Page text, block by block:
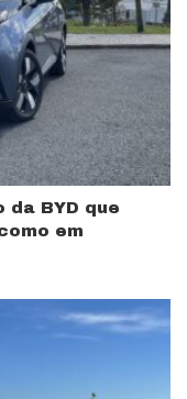
da BYD que
em